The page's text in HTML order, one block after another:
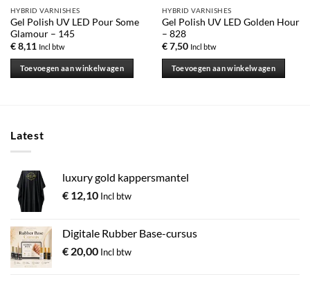
HYBRID VARNISHES
Gel Polish UV LED Pour Some
Glamour – 145
€8,11 Incl btw
Toevoegen aan winkelwagen
HYBRID VARNISHES
Gel Polish UV LED Golden Hour
– 828
€7,50 Incl btw
Toevoegen aan winkelwagen
Latest
luxury gold kappersmantel
€ 12,10 Incl btw
Digitale Rubber Base-cursus
€ 20,00 Incl btw